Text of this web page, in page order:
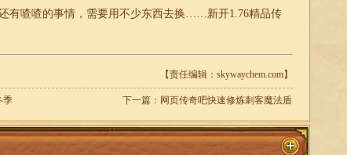
有喳喳的事情，需要用不少东西去换……新开1.76精品传
【责任编辑：skywaychem.com】
季 下一篇： 网页传奇吧快速修炼刺客魔法盾